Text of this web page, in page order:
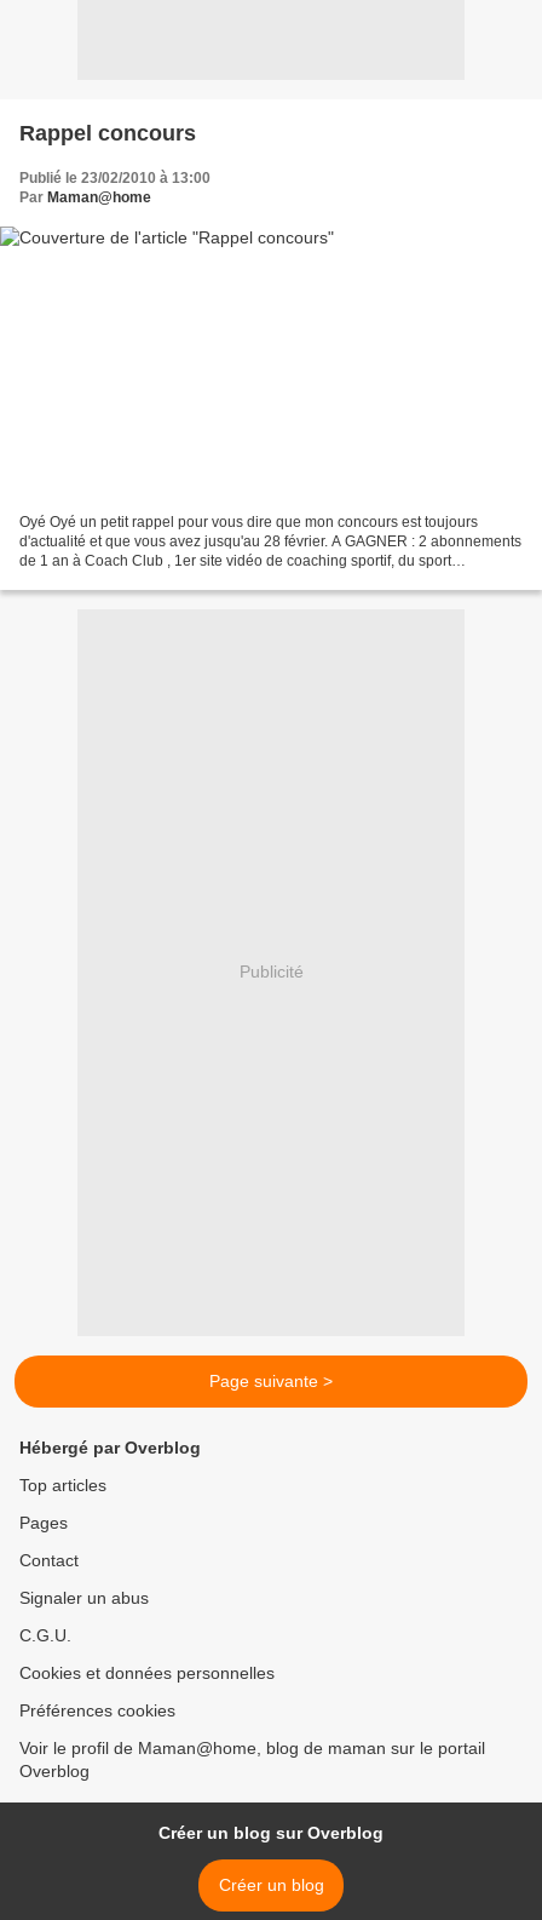
Rappel concours
Publié le 23/02/2010 à 13:00
Par Maman@home
Oyé Oyé un petit rappel pour vous dire que mon concours est toujours
d'actualité et que vous avez jusqu'au 28 février. A GAGNER : 2 abonnements
de 1 an à Coach Club , 1er site vidéo de coaching sportif, du sport
Publicité
Page suivante >
Hébergé par Overblog
Top articles
Pages
Contact
Signaler un abus
C.G.U.
Cookies et données personnelles
Préférences cookies
Voir le profil de Maman@home, blog de maman sur le portail
Overblog
Créer un blog sur Overblog
Créer un blog